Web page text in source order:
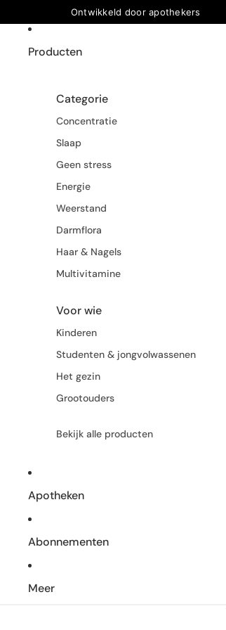
Ontwikkeld door apothekers
Producten
Categorie
Concentratie
Slaap
Geen stress
Energie
Weerstand
Darmflora
Haar & Nagels
Multivitamine
Voor wie
Kinderen
Studenten & jongvolwassenen
Het gezin
Grootouders
Bekijk alle producten
Apotheken
Abonnementen
Meer